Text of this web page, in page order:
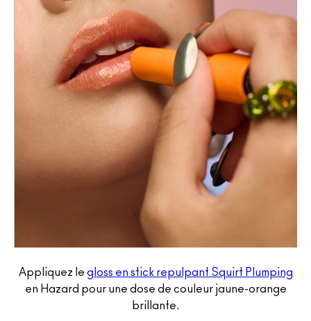
Appliquez le gloss en stick repulpant Squirt Plumping
en Hazard pour une dose de couleur jaune-orange
brillante.